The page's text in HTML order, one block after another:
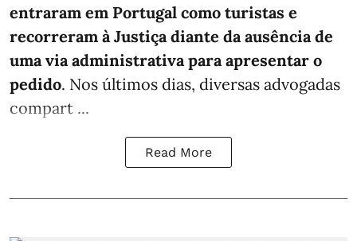
entraram em Portugal como turistas e
recorreram à Justiça diante da ausência de
uma via administrativa para apresentar o
pedido. Nos últimos dias, diversas advogadas
compart ...
Read More